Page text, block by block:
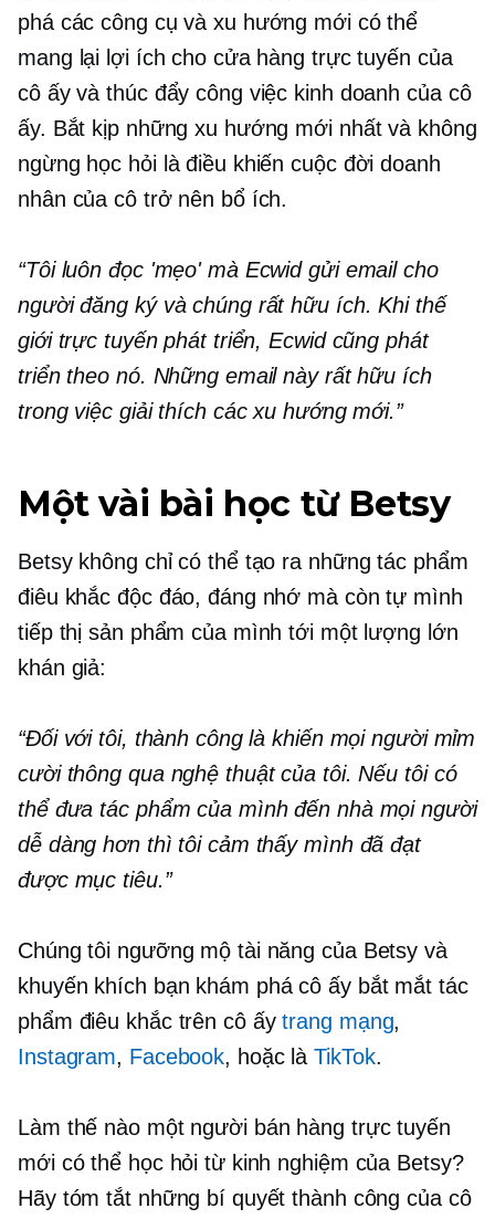
phá các công cụ và xu hướng mới có thể
mang lại lợi ích cho cửa hàng trực tuyến của
cô ấy và thúc đẩy công việc kinh doanh của cô
ấy. Bắt kịp những xu hướng mới nhất và không
ngừng học hỏi là điều khiến cuộc đời doanh
nhân của cô trở nên bổ ích.
“Tôi luôn đọc 'mẹo' mà Ecwid gửi email cho
người đăng ký và chúng rất hữu ích. Khi thế
giới trực tuyến phát triển, Ecwid cũng phát
triển theo nó. Những email này rất hữu ích
trong việc giải thích các xu hướng mới.”
Một vài bài học từ Betsy
Betsy không chỉ có thể tạo ra những tác phẩm
điêu khắc độc đáo, đáng nhớ mà còn tự mình
tiếp thị sản phẩm của mình tới một lượng lớn
khán giả:
“Đối với tôi, thành công là khiến mọi người mỉm
cười thông qua nghệ thuật của tôi. Nếu tôi có
thể đưa tác phẩm của mình đến nhà mọi người
dễ dàng hơn thì tôi cảm thấy mình đã đạt
được mục tiêu.”
Chúng tôi ngưỡng mộ tài năng của Betsy và
khuyến khích bạn khám phá cô ấy bắt mắt tác
phẩm điêu khắc trên cô ấytrang mạng,
Instagram, Facebook, hoặc làTikTok.
Làm thế nào một người bán hàng trực tuyến
mới có thể học hỏi từ kinh nghiệm của Betsy?
Hãy tóm tắt những bí quyết thành công của cô